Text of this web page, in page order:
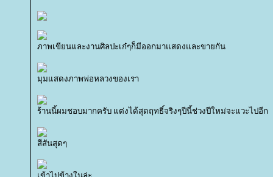
ภาพเขียนและงานศิลปะเก๋ๆก็มีออกมาแสดงและขายกัน
มุมแสดงภาพพ่อหลวงของเรา
ร้านนี้ผมชอบมากครับ แต่งได้สุดฤทธิ์จริงๆปีนี้ช่วงปีใหม่จะแวะไปอีก
สีสันสุดๆ